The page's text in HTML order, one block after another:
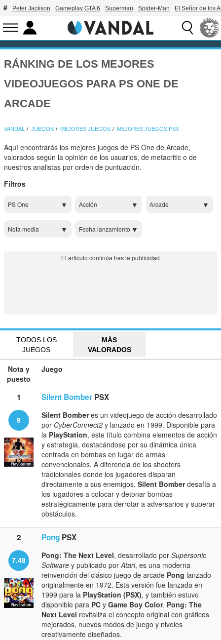
Peter Jackson Gameplay GTA 6 Superman Spider-Man El Señor de los
RÁNKING DE LOS MEJORES
VIDEOJUEGOS PARA PS ONE DE
ARCADE
VANDAL JUEGOS MEJORES JUEGOS MEJORES JUEGOS PSX
Aquí encontrarás los mejores juegos de PS One de Arcade,
valorados según la opinión de los usuarios, de metacritic o de
nuestros analistas por orden de puntuación.
Filtros
PS One Acción Arcade
Nota media Fecha lanzamiento
TODOS LOS
JUEGOS
MÁS
VALORADOS
Nota y
puesto
Juego
1 Silent Bomber PSX
9 Silent Bomberes un videojuego de acción desarrollado
por CyberConnect2 y lanzado en 1999. Disponible para
la PlayStation, este título combina elementos de acción
y estrategia, destacándose por su dinámica única
centrada en bombas en lugar de armas
convencionales. A diferencia de los shooters
tradicionales donde los jugadores disparan
directamente a sus enemigos, Silent Bomberdesafía a
los jugadores a colocar y detonar bombas
estratégicamente para derrotar a adversarios y superar
obstáculos.
2 Pong PSX
7.48 Pong: The Next Level, desarrollado por Supersonic
Software y publicado porAtari, es una moderna
reinvención del clásico juego de arcade Pong lanzado
originalmente en 1972. Esta versión fue lanzada en
1999 para la PlayStation (PSX), y también estuvo
disponible para PC y Game Boy Color. Pong: The
Next Level revitaliza el concepto original con gráficos
mejorados, nuevos modos de juego y niveles
creativamente diseñados.